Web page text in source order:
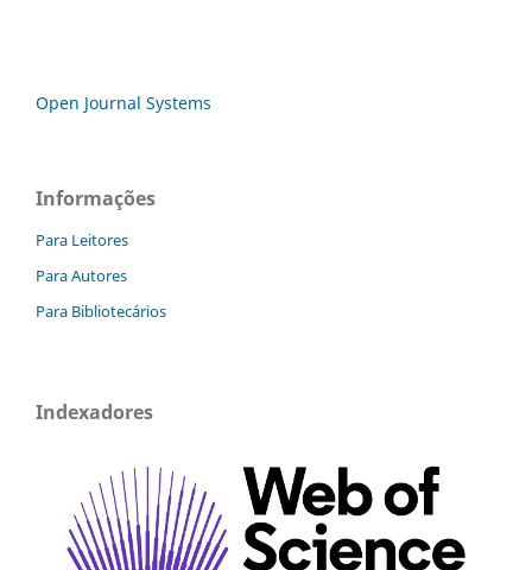
Open Journal Systems
Informações
Para Leitores
Para Autores
Para Bibliotecários
Indexadores